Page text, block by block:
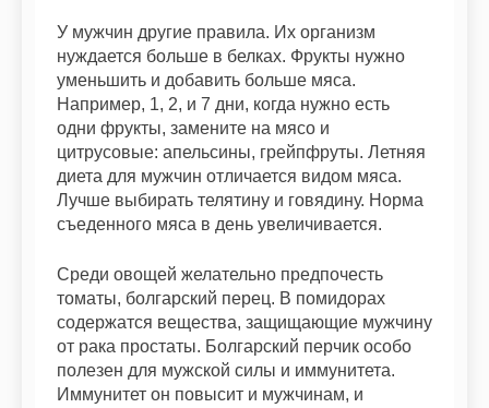
У мужчин другие правила. Их организм
нуждается больше в белках. Фрукты нужно
уменьшить и добавить больше мяса.
Например, 1, 2, и 7 дни, когда нужно есть
одни фрукты, замените на мясо и
цитрусовые: апельсины, грейпфруты. Летняя
диета для мужчин отличается видом мяса.
Лучше выбирать телятину и говядину. Норма
съеденного мяса в день увеличивается.
Среди овощей желательно предпочесть
томаты, болгарский перец. В помидорах
содержатся вещества, защищающие мужчину
от рака простаты. Болгарский перчик особо
полезен для мужской силы и иммунитета.
Иммунитет он повысит и мужчинам, и